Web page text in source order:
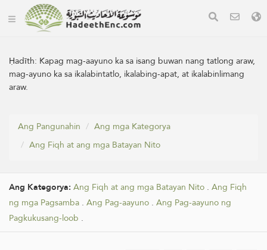
Ḥadīth: Kapag mag-aayuno ka sa isang buwan nang tatlong araw,
mag-ayuno ka sa ikalabintatlo, ikalabing-apat, at ikalabinlimang
araw.
Ang Pangunahin
Ang mga Kategorya
Ang Fiqh at ang mga Batayan Nito
Ang Kategorya: Ang Fiqh at ang mga Batayan Nito . Ang Fiqh
ng mga Pagsamba . Ang Pag-aayuno . Ang Pag-aayuno ng
Pagkukusang-loob .